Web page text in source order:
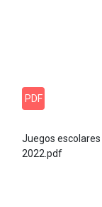
PDF
Juegos escolares
2022.pdf